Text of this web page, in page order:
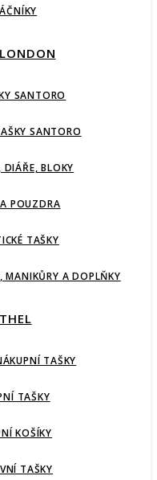
SANTORO
SANTORO
DIÁŘE, BLOKY
POUZDRA
TAŠKY
MANIKŮRY A DOPLŇKY
TAŠKY
TAŠKY
KOŠÍKY
TAŠKY